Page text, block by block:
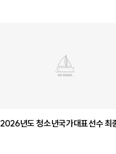
2026년도 청소년국가대표선수 최